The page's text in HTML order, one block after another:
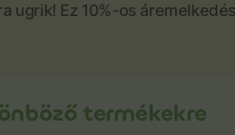
ugrik! Ez 10%-os
termékekre